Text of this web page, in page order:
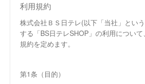
利用規約
株式会社ＢＳ日テレ(以下「当社」とい
する「BS日テレSHOP」の利用につい
規約を定めます。
第1条（目的）